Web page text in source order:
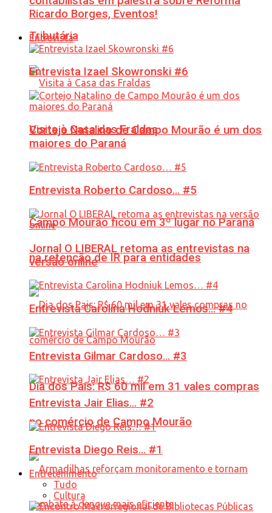
Tributária
Visita à Casa das Fraldas
Campo Mourão ficou em 3º lugar no Paraná
na retenção de IR para entidades
Dia dos Pais: R$ 60 mil em 31 vales compras
no comércio de Campo Mourão
Ricardo Borges, Eventos!
Entrevista
Entrevista Izael Skowronski #6
Cortejo Natalino de Campo Mourão é um dos
maiores do Paraná
Entrevista Roberto Cardoso… #5
Jornal O LIBERAL retoma as entrevistas na
versão online
Entrevista Carolina Hodniuk Lemos… #4
Entrevista Gilmar Cardoso… #3
Entrevista Jair Elias… #2
Entrevista Diego Reis… #1
Entretenimento
Tudo
Cultura